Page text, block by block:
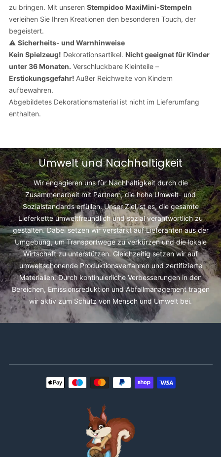
zu bringen. Mit unseren Stempidoo MaxiMini-Stempeln
verleihen Sie Ihren Kreationen den besonderen Touch, der
begeistert.
⚠️ Sicherheits- und Warnhinweise
Kein Spielzeug! Dekorationsartikel. Nicht geeignet für Kinder
unter 36 Monaten. Verschluckbare Kleinteile –
Erstickungsgefahr! Außer Reichweite von Kindern
aufbewahren.
Abgebildetes Dekorationsmaterial ist nicht im Lieferumfang
enthalten.
Umwelt und Nachhaltigkeit
Wir engagieren uns für Nachhaltigkeit durch die
Zusammenarbeit mit Partnern, die hohe Umwelt- und
Sozialstandards erfüllen. Unser Ziel ist es, die gesamte
Lieferkette umweltfreundlich und sozial verantwortlich zu
gestalten. Dabei setzen wir verstärkt auf Lieferanten aus der
Umgebung, um Transportwege zu verkürzen und die lokale
Wirtschaft zu unterstützen. Gleichzeitig setzen wir auf
umweltschonende Produktionsverfahren und zertifizierte
Materialien. Durch kontinuierliche Verbesserungen in den
Bereichen, Emissionsreduktion und Abfallmanagement tragen
wir aktiv zum Schutz von Mensch und Umwelt bei.
Zahlungsmethoden